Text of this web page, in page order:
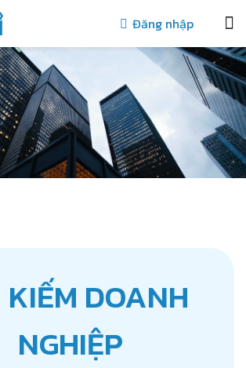
Đăng nhập
DOANH
NGHIỆP